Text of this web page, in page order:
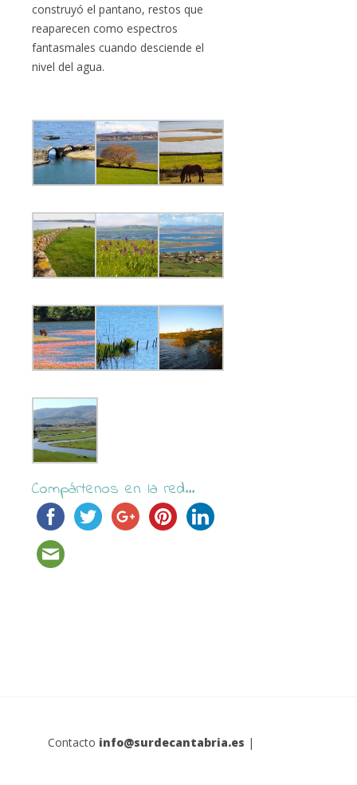
construyó el pantano, restos que
reaparecen como espectros
fantasmales cuando desciende el
nivel del agua.
Compártenos en la red...
Contacto info@surdecantabria.es |